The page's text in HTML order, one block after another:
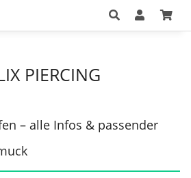
PIERCING
– alle Infos & passender